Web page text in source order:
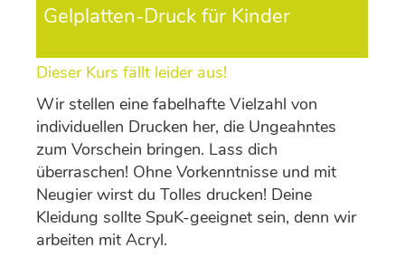
Gelplatten-Druck für Kinder
Dieser Kurs fällt leider aus!
Wir stellen eine fabelhafte Vielzahl von
individuellen Drucken her, die Ungeahntes
zum Vorschein bringen. Lass dich
überraschen! Ohne Vorkenntnisse und mit
Neugier wirst du Tolles drucken! Deine
Kleidung sollte SpuK-geeignet sein, denn wir
arbeiten mit Acryl.